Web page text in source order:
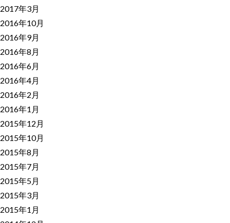
2017年3月
2016年10月
2016年9月
2016年8月
2016年6月
2016年4月
2016年2月
2016年1月
2015年12月
2015年10月
2015年8月
2015年7月
2015年5月
2015年3月
2015年1月